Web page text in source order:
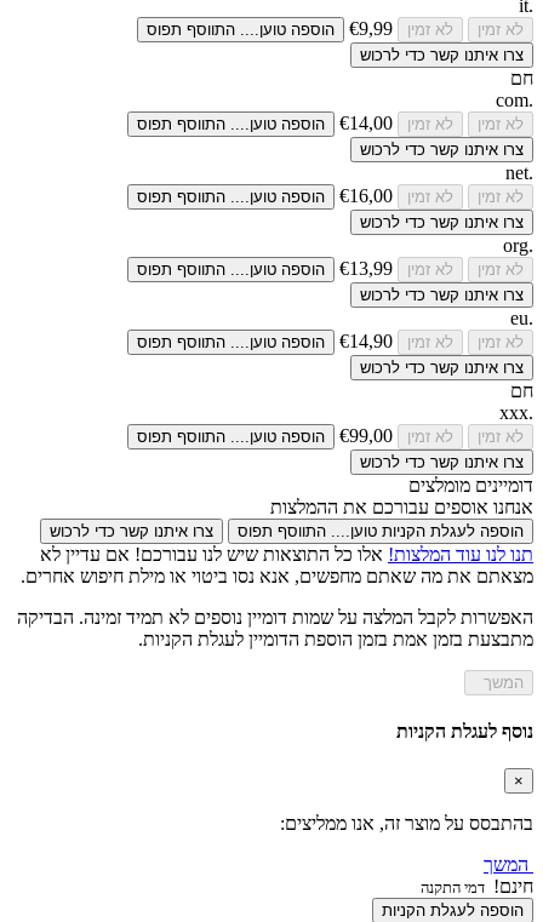
.it
לא זמין לא זמין €9,99 הוספה טוען.... התווסף תפוס
צרו איתנו קשר כדי לרכוש
חם
.com
לא זמין לא זמין €14,00 הוספה טוען.... התווסף תפוס
צרו איתנו קשר כדי לרכוש
.net
לא זמין לא זמין €16,00 הוספה טוען.... התווסף תפוס
צרו איתנו קשר כדי לרכוש
.org
לא זמין לא זמין €13,99 הוספה טוען.... התווסף תפוס
צרו איתנו קשר כדי לרכוש
.eu
לא זמין לא זמין €14,90 הוספה טוען.... התווסף תפוס
צרו איתנו קשר כדי לרכוש
חם
.xxx
לא זמין לא זמין €99,00 הוספה טוען.... התווסף תפוס
צרו איתנו קשר כדי לרכוש
דומיינים מומלצים
אנחנו אוספים עבורכם את ההמלצות
הוספה לעגלת הקניות טוען.... התווסף תפוס צרו איתנו קשר כדי לרכוש
תנו לנו עוד המלצות! אלו כל התוצאות שיש לנו עבורכם! אם עדיין לא
מצאתם את מה שאתם מחפשים, אנא נסו ביטוי או מילת חיפוש אחרים.
האפשרות לקבל המלצה על שמות דומיין נוספים לא תמיד זמינה. הבדיקה
מתבצעת בזמן אמת בזמן הוספת הדומיין לעגלת הקניות.
המשך
נוסף לעגלת הקניות
×
בהתבסס על מוצר זה, אנו ממליצים:
המשך
חינם! דמי התקנה
הוספה לעגלת הקניות